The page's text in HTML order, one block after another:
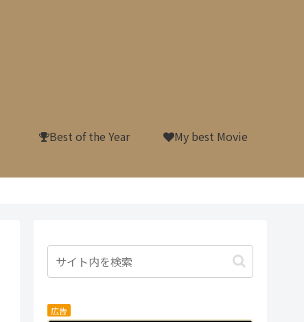
Best of the Year
My best Movie
広告